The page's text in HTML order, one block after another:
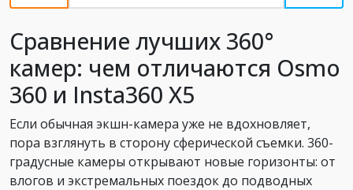
Обзоры
Сравнение лучших 360°
камер: чем отличаются Osmo
360 и Insta360 X5
Если обычная экшн-камера уже не вдохновляет,
пора взглянуть в сторону сферической съемки. 360-
градусные камеры открывают новые горизонты: от
влогов и экстремальных поездок до подводных